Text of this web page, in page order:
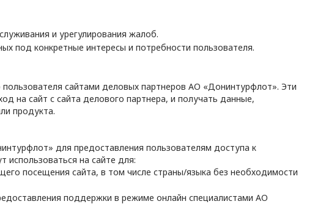
и урегулирования жалоб.
под конкретные интересы и потребности пользователя.
сайтами деловых партнеров АО «Донинтурфлот». Эти
на сайт с сайта делового партнера, и получать данные,
продукта.
для предоставления пользователям доступа к
на сайте для:
посещения сайта, в том числе страны/языка без необходимости
поддержки в режиме онлайн специалистами АО